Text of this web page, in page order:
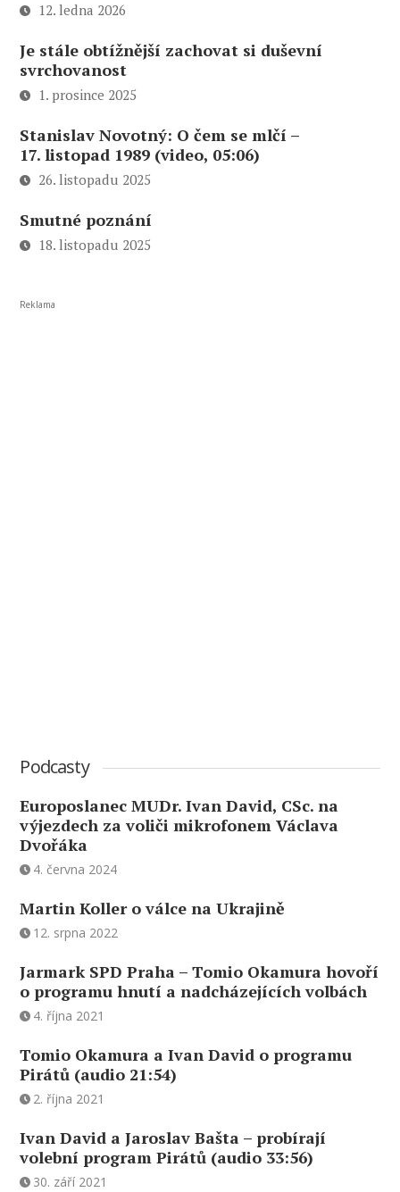
12. ledna 2026
Je stále obtížnější zachovat si duševní
svrchovanost
1. prosince 2025
Stanislav Novotný: O čem se mlčí –
17. listopad 1989 (video, 05:06)
26. listopadu 2025
Smutné poznání
18. listopadu 2025
Reklama
Podcasty
Europoslanec MUDr. Ivan David, CSc. na
výjezdech za voliči mikrofonem Václava
Dvořáka
4. června 2024
Martin Koller o válce na Ukrajině
12. srpna 2022
Jarmark SPD Praha – Tomio Okamura hovoří
o programu hnutí a nadcházejících volbách
4. října 2021
Tomio Okamura a Ivan David o programu
Pirátů (audio 21:54)
2. října 2021
Ivan David a Jaroslav Bašta – probírají
volební program Pirátů (audio 33:56)
30. září 2021